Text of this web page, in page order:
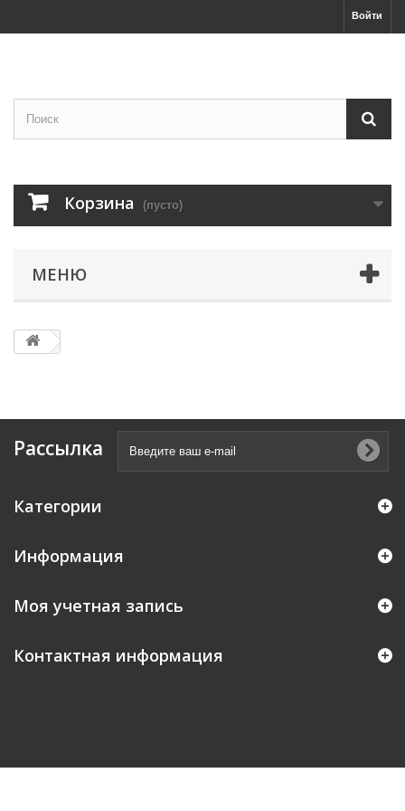
Войти
Корзина (пусто)
МЕНЮ
Рассылка
Категории
Информация
Моя учетная запись
Контактная информация